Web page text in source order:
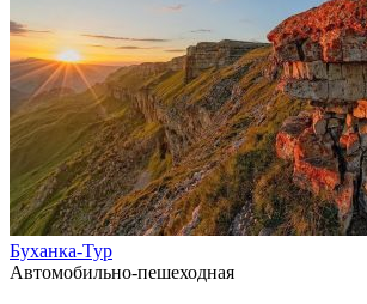
Буханка-Тур
Автомобильно-пешеходная